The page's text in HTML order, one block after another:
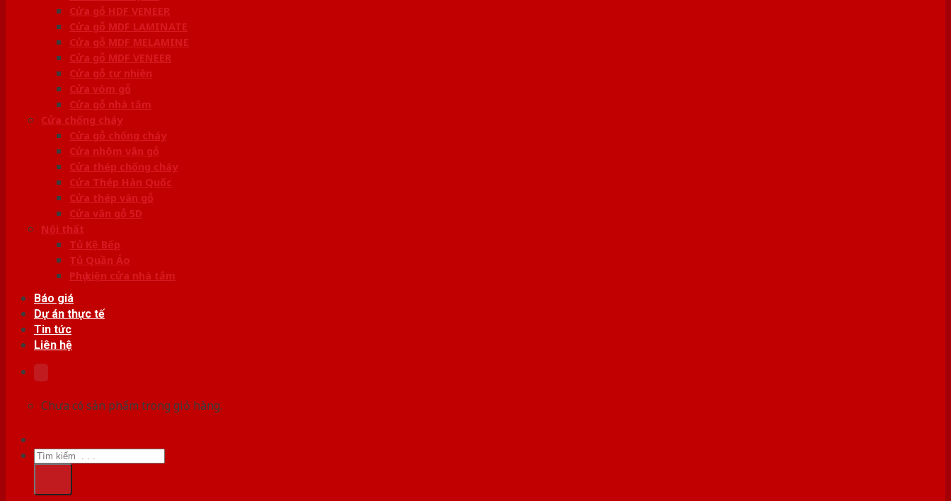
Cửa gỗ HDF VENEER
Cửa gỗ MDF LAMINATE
Cửa gỗ MDF MELAMINE
Cửa gỗ MDF VENEER
Cửa gỗ tự nhiên
Cửa vòm gỗ
Cửa gỗ nhà tắm
Cửa chống cháy
Cửa gỗ chống cháy
Cửa nhôm vân gỗ
Cửa thép chống cháy
Cửa Thép Hàn Quốc
Cửa thép vân gỗ
Cửa vân gỗ 5D
Nội thất
Tủ Kệ Bếp
Tủ Quần Áo
Phụ kiện cửa nhà tắm
Báo giá
Dự án thực tế
Tin tức
Liên hệ
Chưa có sản phẩm trong giỏ hàng.
Tìm
kiếm: